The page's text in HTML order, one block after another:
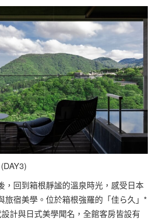
，回到箱根靜謐的溫泉時光，感受日本
旅宿美學。位於箱根強羅的「佳ら久」*
計與日式美學聞名，全館客房皆設有